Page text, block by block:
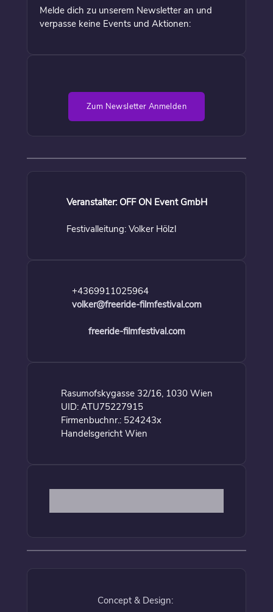
Melde dich zu unserem Newsletter an und
verpasse keine Events und Aktionen:
Zum Newsletter Anmelden
Veranstalter: OFF ON Event GmbH
Festivalleitung: Volker Hölzl
+4369911025964
volker@freeride-filmfestival.com
freeride-filmfestival.com
Rasumofskygasse 32/16, 1030 Wien
UID: ATU75227915
Firmenbuchnr.: 524243x
Handelsgericht Wien
Concept & Design: